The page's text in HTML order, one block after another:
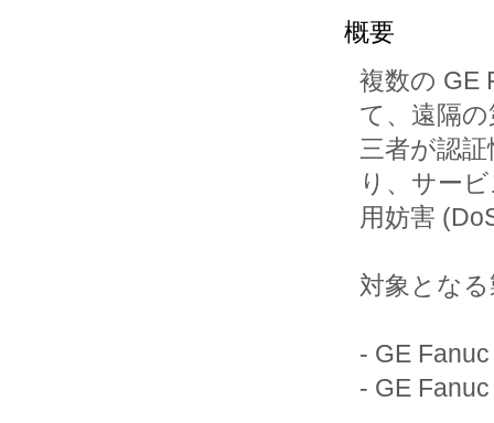
概要
複数の GE
て、遠隔の
三者が認
り、サー
用妨害
対象とな
- GE
- GE